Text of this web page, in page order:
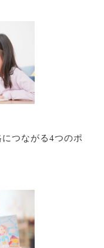
つながる4つのポ